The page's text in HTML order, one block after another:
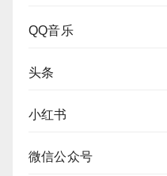
QQ音乐
头条
小红书
微信公众号